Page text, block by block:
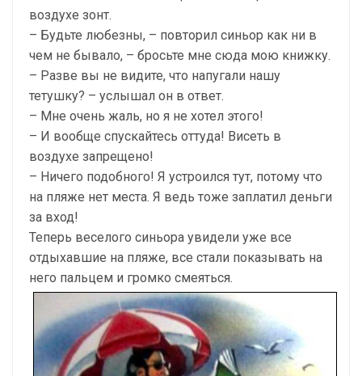
воздухе зонт.
– Будьте любезны, – повторил синьор как ни в
чем не бывало, – бросьте мне сюда мою книжку.
– Разве вы не видите, что напугали нашу
тетушку? – услышал он в ответ.
– Мне очень жаль, но я не хотел этого!
– И вообще спускайтесь оттуда! Висеть в
воздухе запрещено!
– Ничего подобного! Я устроился тут, потому что
на пляже нет места. Я ведь тоже заплатил деньги
за вход!
Теперь веселого синьора увидели уже все
отдыхавшие на пляже, все стали показывать на
него пальцем и громко смеяться.